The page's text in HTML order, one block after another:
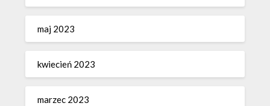
maj 2023
kwiecień 2023
marzec 2023